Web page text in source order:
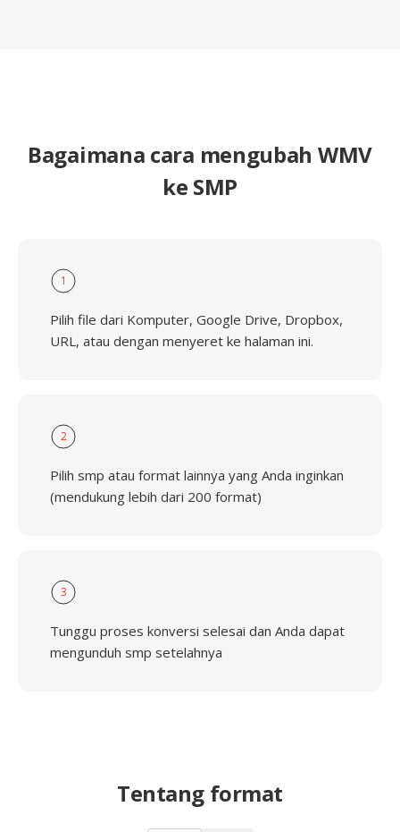
Bagaimana cara mengubah WMV
ke SMP
1
Pilih file dari Komputer, Google Drive, Dropbox,
URL, atau dengan menyeret ke halaman ini.
2
Pilih smp atau format lainnya yang Anda inginkan
(mendukung lebih dari 200 format)
3
Tunggu proses konversi selesai dan Anda dapat
mengunduh smp setelahnya
Tentang format